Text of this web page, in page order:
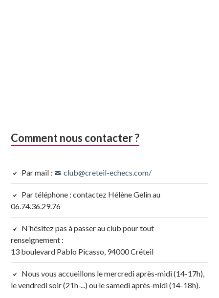
Comment nous contacter ?
Par mail : club@creteil-echecs.com/
Par téléphone : contactez Hélène Gelin au
06.74.36.29.76
N'hésitez pas à passer au club pour tout
renseignement :
13 boulevard Pablo Picasso, 94000 Créteil
Nous vous accueillons le mercredi après-midi (14-17h),
le vendredi soir (21h-...) ou le samedi après-midi (14-18h).